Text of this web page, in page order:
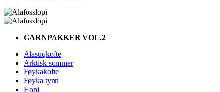
GARNPAKKER VOL.2
Alasuqkofte
Arktisk sommer
Føykakofte
Føyka tynn
Hopi